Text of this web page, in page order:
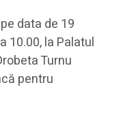
data de 19
10.00, la Palatul
Turnu
pentru